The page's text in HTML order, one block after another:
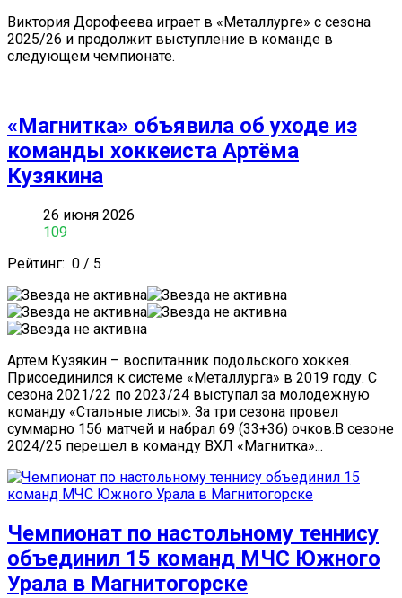
Виктория Дорофеева играет в «Металлурге» с сезона
2025/26 и продолжит выступление в команде в
следующем чемпионате.
«Магнитка» объявила об уходе из
команды хоккеиста Артёма
Кузякина
26 июня 2026
109
Рейтинг: 0 / 5
Артем Кузякин – воспитанник подольского хоккея.
Присоединился к системе «Металлурга» в 2019 году. С
сезона 2021/22 по 2023/24 выступал за молодежную
команду «Стальные лисы». За три сезона провел
суммарно 156 матчей и набрал 69 (33+36) очков.В сезоне
2024/25 перешел в команду ВХЛ «Магнитка»...
Чемпионат по настольному теннису
объединил 15 команд МЧС Южного
Урала в Магнитогорске